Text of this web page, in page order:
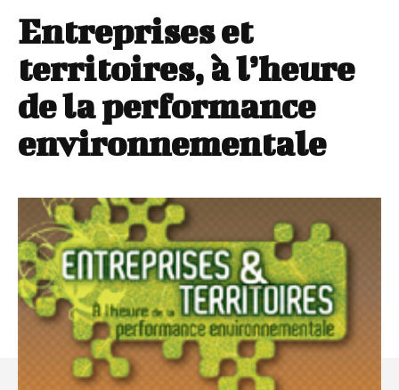
Entreprises et
territoires, à l’heure
de la performance
environnementale